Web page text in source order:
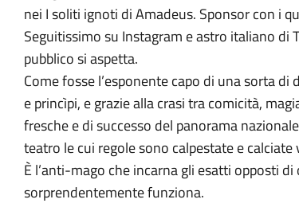
nei I soliti ignoti di Amadeus. Sponsor con i
Seguitissimo su Instagram e astro italiano di
pubblico si aspetta.
Come fosse l’esponente capo di una sorta
e princìpi, e grazie alla crasi tra comicità,
fresche e di successo del panorama
teatro le cui regole sono calpestate e calciate
È l’anti-mago che incarna gli esatti opposti
sorprendentemente funziona.